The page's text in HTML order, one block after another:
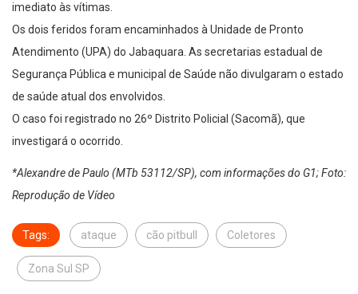
imediato às vítimas.
Os dois feridos foram encaminhados à Unidade de Pronto
Atendimento (UPA) do Jabaquara. As secretarias estadual de
Segurança Pública e municipal de Saúde não divulgaram o estado
de saúde atual dos envolvidos.
O caso foi registrado no 26º Distrito Policial (Sacomã), que
investigará o ocorrido.
*Alexandre de Paulo (MTb 53112/SP), com informações do G1; Foto:
Reprodução de Vídeo
Tags: ataque cão pitbull Coletores
Zona Sul SP